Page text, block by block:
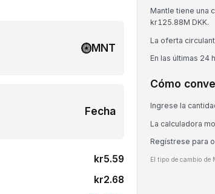
MNT
Fecha
kr5.59
kr2.68
Mantle tiene una
kr125.88M DKK.
La oferta
En las últimas 24
Cómo
Ingrese la
La calculadora
Regístrese para
El tipo de cambio de